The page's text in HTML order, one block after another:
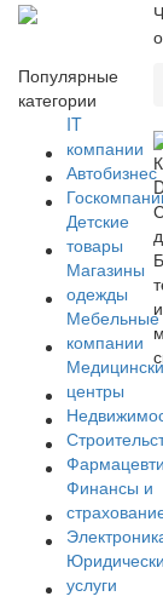
Популярные
категории
IT
компании
Автобизнес
Детские
товары
Магазины
одежды
Мебельные
компании
центры
Финансы и
услуги
и